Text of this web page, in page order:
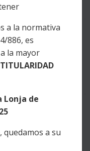
a la normativa
886, es
la mayor
Lonja de
quedamos a su